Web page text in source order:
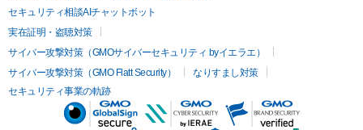
セキュリティ相談AIチャットボット
実在証明・盗聴対策
サイバー攻撃対策（GMOサイバーセキュリティ byイエラエ）
サイバー攻撃対策（GMO Flatt Security）
なりすまし対策
セキュリティ事業の軌跡